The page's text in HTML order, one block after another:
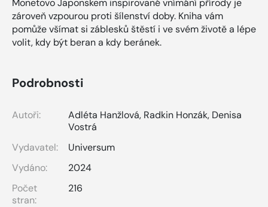
zároveň vzpourou proti šílenství doby. Kniha vám
pomůže všímat si záblesků štěstí i ve svém životě a lépe
volit, kdy být beran a kdy beránek.
Podrobnosti
Autoři: Adléta Hanžlová, Radkin Honzák, Denisa
Vostrá
Vydavatel:
Universum
Vydáno:
2024
Počet
stran:
216